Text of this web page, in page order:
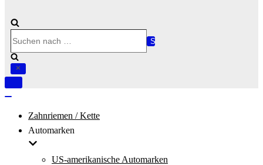
nach …
Navigation
Zahnriemen / Kette
Automarken
US-amerikanische Automarken